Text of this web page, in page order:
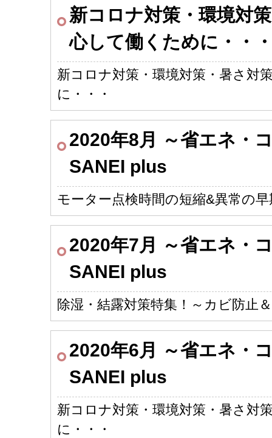
新コロナ対策・環境対
心して働くために・・
新コロナ対策・環境対策・暑さ対
に・・・
2020年8月 ～省エネ・
SANEI plus
モーター点検時間の短縮&異常の
2020年7月 ～省エネ・
SANEI plus
除湿・結露対策特集！～カビ防止
2020年6月 ～省エネ・
SANEI plus
新コロナ対策・環境対策・暑さ対
に・・・